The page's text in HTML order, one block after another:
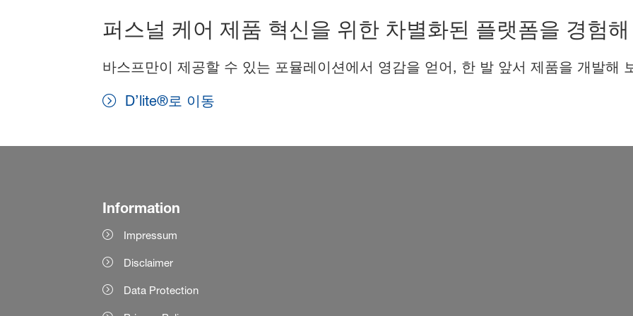
퍼스널 케어 제품 혁신을 위한 차별화된 플랫폼을 경험
바스프만이 제공할 수 있는 포뮬레이션에서 영감을 얻어, 한 발 앞서 제품을 개발해
D’lite®로 이동
Information
Impressum
Disclaimer
Data Protection